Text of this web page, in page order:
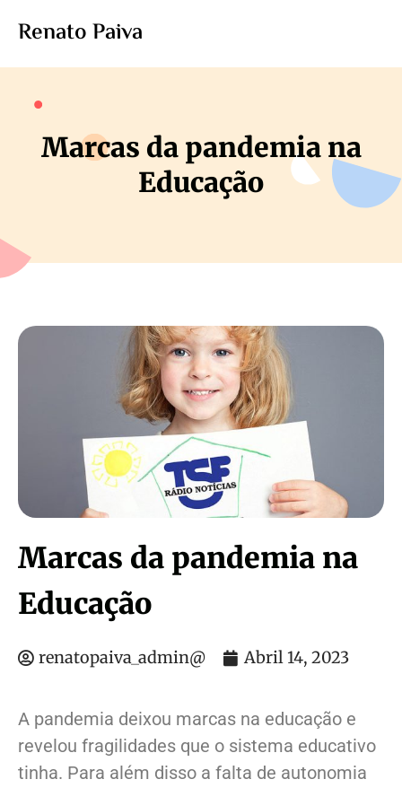
Renato Paiva
Marcas da pandemia na
Educação
Marcas da pandemia na
Educação
renatopaiva_admin@ Abril 14, 2023
A pandemia deixou marcas na educação e
revelou fragilidades que o sistema educativo
tinha. Para além disso a falta de autonomia